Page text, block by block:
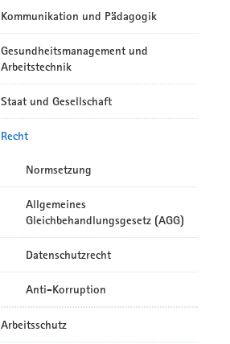
Kommunikation und Pädagogik
Gesundheitsmanagement und
Arbeitstechnik
Staat und Gesellschaft
Recht
Normsetzung
Allgemeines
Gleichbehandlungsgesetz (AGG)
Datenschutzrecht
Anti-Korruption
Arbeitsschutz